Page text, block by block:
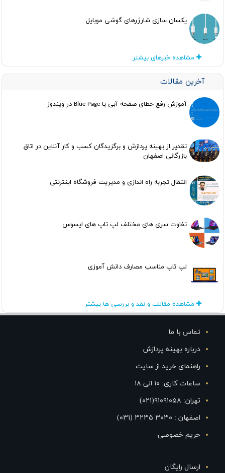
یکسان سازی شارژرهای گوشی موبایل
مشاهده خبرهای بیشتر
آخرین مقالات
آموزش رفع خطای صفحه آبی یا Blue Page در ویندوز
تقدیر از بهینه پردازش و برگزیدگان کسب و کار آنلاین در اتاق
بازرگانی اصفهان
انتقال تجربه راه اندازی و مدیریت فروشگاه اینترنتی
تفاوت سری های مختلف لپ تاپ های ایسوس
لپ تاپ مناسب مصارف دانش آموزی
مشاهده مقالات و نقد و بررسی ها بیشتر
تماس با ما
درباره بهینه پردازش
راهنمای خرید از سایت
ساعات کاری: ۱۰ الی ۱۸
تهران: ۹۱۰۹۱۰۵۸(۰۲۱)
اصفهان : ۳۰۳۰ ۳۲۳۵ (۰۳۱)
حریم خصوصی
ارسال رایگان